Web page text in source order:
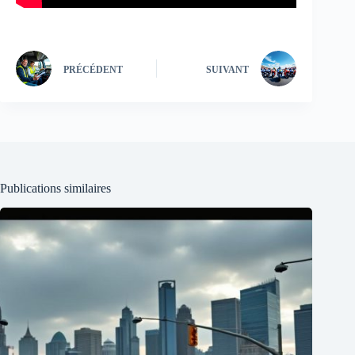
PRÉCÉDENT SUIVANT
Publications similaires